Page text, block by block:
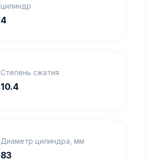
цилиндр
4
Степень сжатия
10.4
Диаметр цилиндра, мм
83